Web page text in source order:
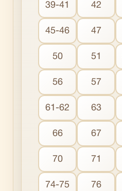
39-41 42
45-46 47
50 51
56 57
61-62 63
66 67
70 71
74-75 76